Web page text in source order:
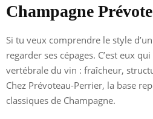
Champagne
Si tu veux comprendre le style
regarder ses cépages. C’est eux
vertébrale du vin : fraîcheur,
Chez Prévoteau-Perrier, la base
classiques de Champagne.